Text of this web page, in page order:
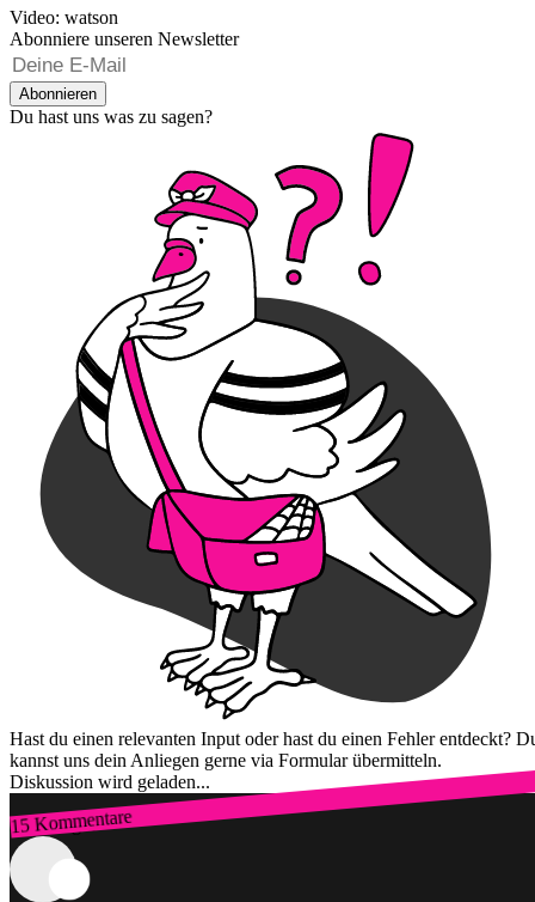
Video: watson
Abonniere unseren Newsletter
Abonnieren
Du hast uns was zu sagen?
Hast du einen relevanten Input oder hast du einen Fehler entdeckt?
kannst uns dein Anliegen gerne via Formular übermitteln.
Diskussion wird geladen...
15 Kommentare
Zum Login